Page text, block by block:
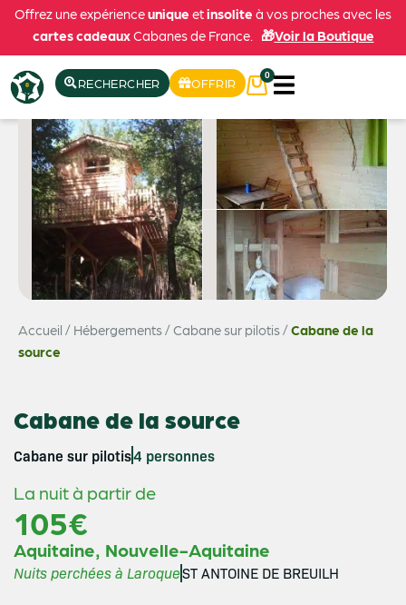
Offrez une expérienceunique etinsolite à vos proches avec les
cartes cadeauxCabanes de France. 🎁Voir la Boutique
RECHERCHER OFFRIR
0
Accueil / Hébergements/Cabane sur pilotis/Cabane de la
source
Cabane de la source
Cabane sur pilotis4 personnes
La nuit à partir de
105€
Aquitaine, Nouvelle-Aquitaine
Nuits perchées à LaroqueST ANTOINE DE BREUILH